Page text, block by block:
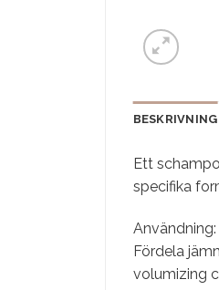
BESKRIVNING
Ett
specifika
Användning:
Fördela
volumizing